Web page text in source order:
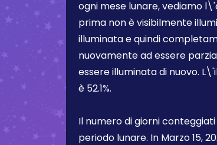
ogni mese lunare, vediamo
prima non è visibilmente
illuminata e quindi
nuovamente ad essere
essere illuminata di nuovo.
è 52.1%.
Il numero di giorni
periodo lunare. In Marzo 15,